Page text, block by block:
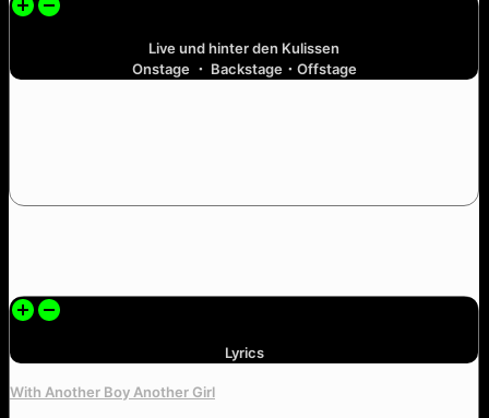
Live und hinter den Kulissen
Onstage ・ Backstage・Offstage
Lyrics
With Another Boy Another Girl